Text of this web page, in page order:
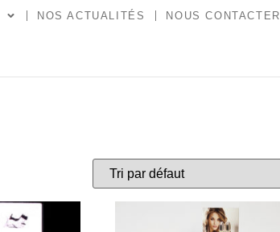
NOS ACTUALITÉS NOUS CONTACTER